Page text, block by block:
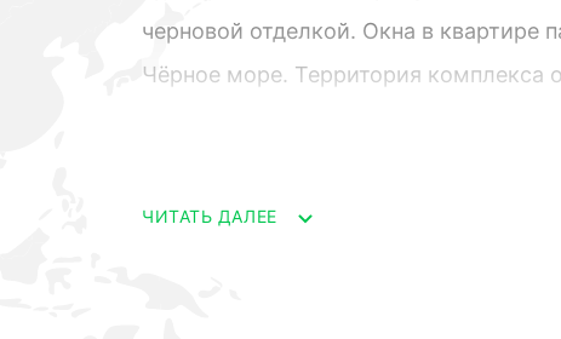
черновой отделкой. Окна в
Чёрное море. Территория комплекса
ЧИТАТЬ ДАЛЕЕ